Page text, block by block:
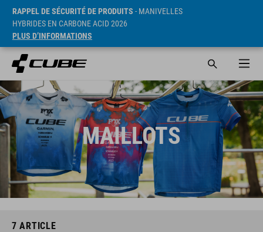
RAPPEL DE SÉCURITÉ DE PRODUITS - MANIVELLES
HYBRIDES EN CARBONE ACID 2026
PLUS D’INFORMATIONS
MAILLOTS
7 ARTICLE